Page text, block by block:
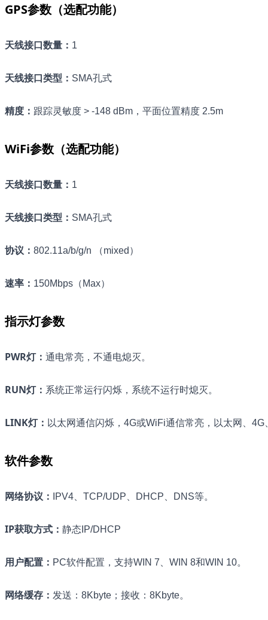
GPS参数（选配功能）
天线接口数量 ： 1
天线接口类型 ： SMA孔式
精度 ： 跟踪灵敏度 > -148 dBm，平面位置精度 2.5m
WiFi参数（选配功能）
天线接口数量 ： 1
天线接口类型 ： SMA孔式
协议 ： 802.11a/b/g/n （mixed）
速率 ： 150Mbps（Max）
指示灯参数
PWR灯： 通电常亮，不通电熄灭。
RUN灯： 系统正常运行闪烁，系统不运行时熄灭。
LINK灯： 以太网通信闪烁，4G或WiFi通信常亮，以太网、
软件参数
网络协议 ： IPV4、TCP/UDP、DHCP、DNS等。
IP获取方式 ： 静态IP/DHCP
用户配置 ： PC软件配置，支持WIN 7、WIN 8和WIN 10。
网络缓存 ： 发送：8Kbyte；接收：8Kbyte。